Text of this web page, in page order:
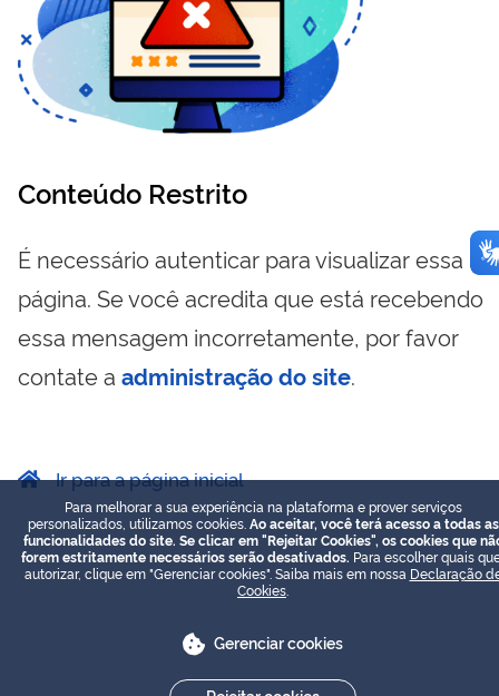
Conteúdo Restrito
É necessário autenticar para visualizar essa
página. Se você acredita que está recebendo
essa mensagem incorretamente, por favor
contate a administração do site.
Ir para a página inicial
Para melhorar a sua experiência na plataforma e prover serviços
personalizados, utilizamos cookies. Ao aceitar, você terá acesso a todas as
funcionalidades do site. Se clicar em "Rejeitar Cookies", os cookies que
forem estritamente necessários serão desativados. Para escolher quais
autorizar, clique em "Gerenciar cookies". Saiba mais em nossa Declaração
Cookies
Gerenciar cookies